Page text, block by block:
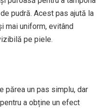
pudră. Acest pas ajută la
mai uniform, evitând
pe piele.
părea un pas simplu, dar
a obține un efect